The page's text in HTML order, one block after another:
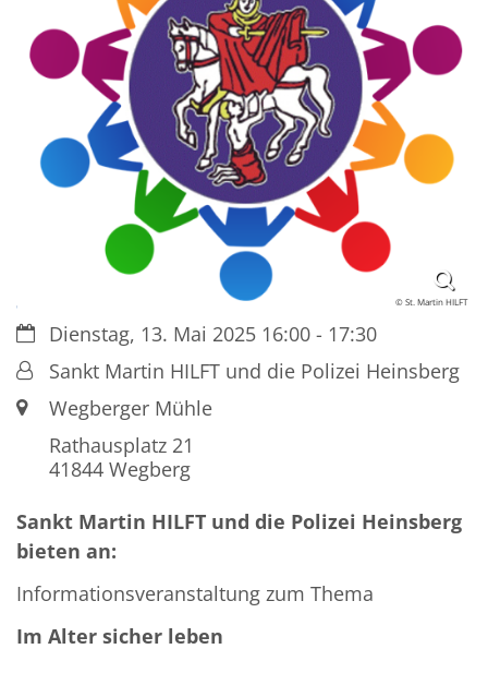
© St. Martin HILFT
Datum:Dienstag, 13. Mai 2025 16:00 - 17:30
Von:Sankt Martin HILFT und die Polizei Heinsberg
Ort:Wegberger Mühle
Rathausplatz 21
41844 Wegberg
Sankt Martin HILFT und die Polizei Heinsberg
bieten an:
Informationsveranstaltung zum Thema
Im Alter sicher leben